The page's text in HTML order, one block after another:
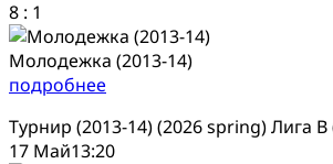
8 : 1
Молодежка (2013-14)
подробнее
Турнир (2013-14) (2026 spring) Лига В
17 Май13:20